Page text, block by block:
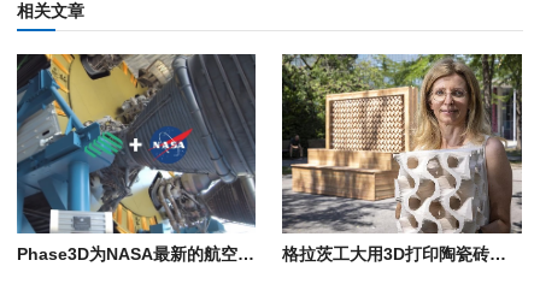
相关文章
Phase3D为NASA最新的航空航天3D打印零部件鉴定研究提供支持 格拉茨工大用3D打印陶瓷砖降温近7°C，靠的是多孔粘土和蒸发冷却